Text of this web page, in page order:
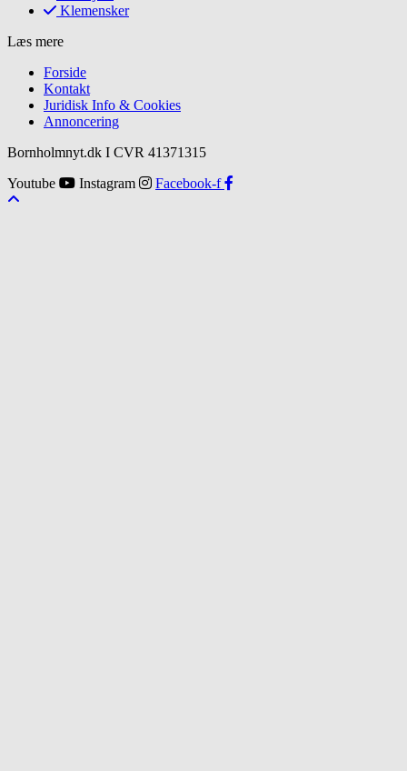
Klemensker
Læs mere
Forside
Kontakt
Juridisk Info & Cookies​
Annoncering
Bornholmnyt.dk I CVR 41371315
Youtube
Instagram Facebook-f